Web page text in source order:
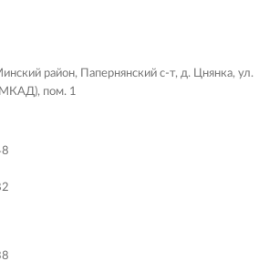
район, Папернянский с-т, д. Цнянка, ул.
пом. 1